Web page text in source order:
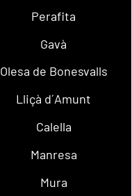
Perafita
Gavà
Olesa de Bonesvalls
Lliçà d´Amunt
Calella
Manresa
Mura